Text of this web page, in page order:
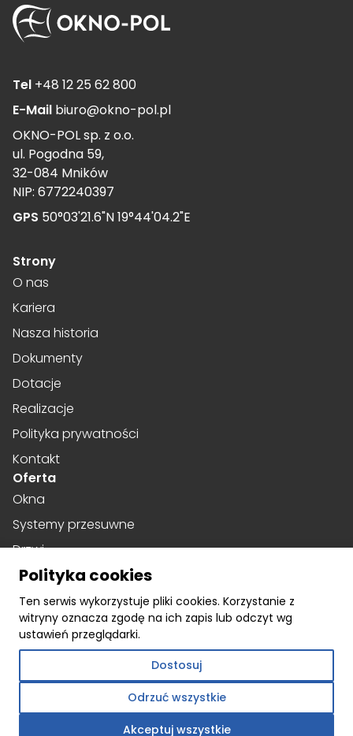
Polityka cookies
Ten serwis wykorzystuje pliki cookies. Korzystanie z
witryny oznacza zgodę na ich zapis lub odczyt wg
ustawień przeglądarki.
Dostosuj
Odrzuć wszystkie
Akceptuj wszystkie
Tel +48 12 25 62 800
E-Mail biuro@okno-pol.pl
OKNO-POL sp. z o.o.
ul. Pogodna 59,
32-084 Mników
NIP: 6772240397
GPS 50°03'21.6"N 19°44'04.2"E
Strony
O nas
Kariera
Nasza historia
Dokumenty
Dotacje
Realizacje
Polityka prywatności
Kontakt
Oferta
Okna
Systemy przesuwne
Drzwi
Drzwi harmonijkowe
Social media
Facebook
Instagram